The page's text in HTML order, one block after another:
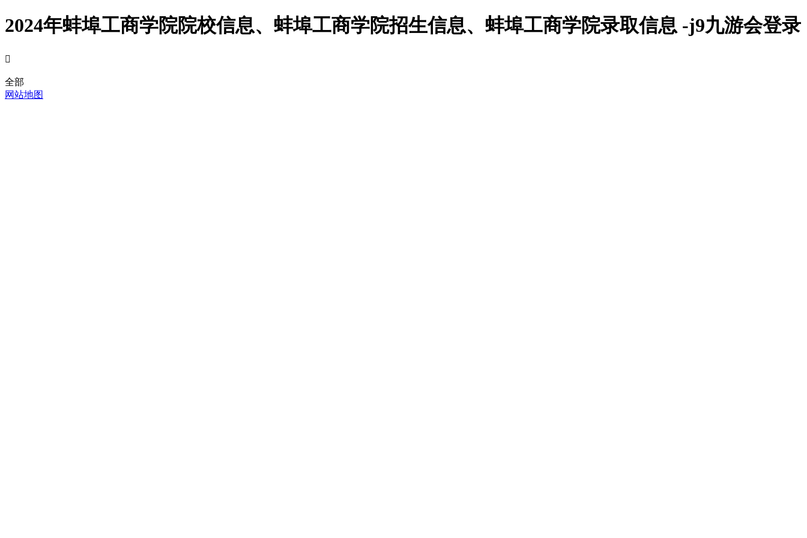
2024年蚌埠工商学院院校信息、蚌埠工商学院招生信息、蚌埠工商学院录取信息 -j9九游会登录

全部
网站地图